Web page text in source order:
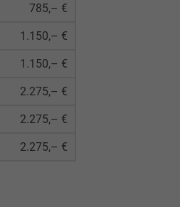
785,– €
1.150,– €
1.150,– €
2.275,– €
2.275,– €
2.275,– €